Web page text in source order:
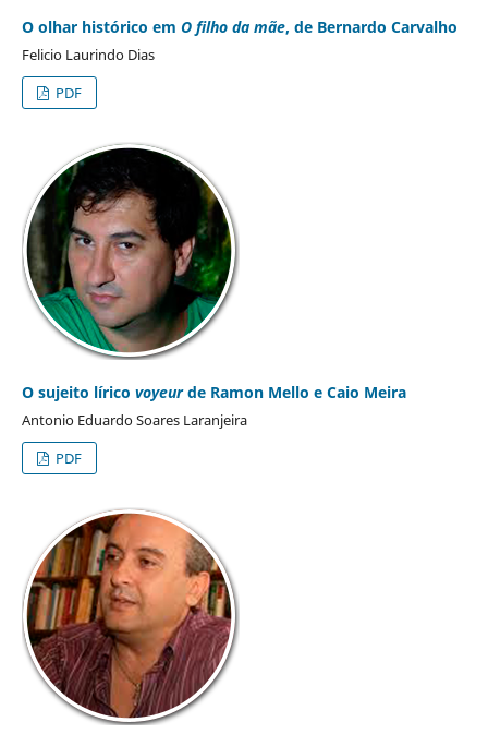
O olhar histórico em O filho da mãe, de Bernardo Carvalho
Felicio Laurindo Dias
PDF
O sujeito lírico voyeurde Ramon Mello e Caio Meira
Antonio Eduardo Soares Laranjeira
PDF